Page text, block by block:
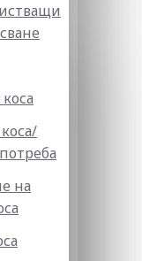
на